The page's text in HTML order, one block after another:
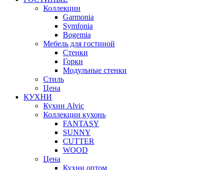
Коллекции
Garmonia
Symfonia
Bogemia
Мебель для гостиной
Стенки
Горки
Модульные стенки
Стиль
Цена
КУХНИ
Кухни Alvic
Коллекции кухонь
FANTASY
SUNNY
CUTTER
WOOD
Цена
Кухни оптом